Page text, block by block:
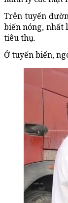
Trên tuyến
biến nóng, nhất
tiêu thụ.
Ở tuyến biển,